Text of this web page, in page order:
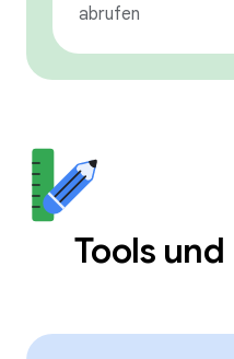
abrufen
Tools